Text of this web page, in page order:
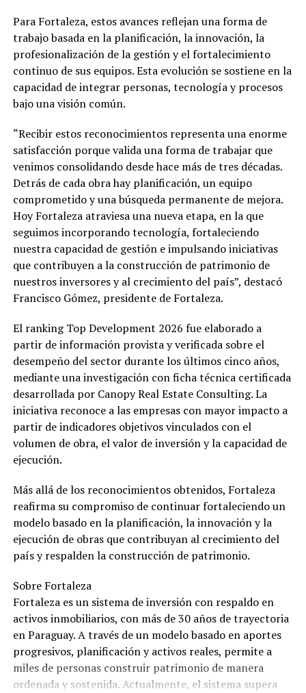
Para Fortaleza, estos avances reflejan una forma de
trabajo basada en la planificación, la innovación, la
profesionalización de la gestión y el fortalecimiento
continuo de sus equipos. Esta evolución se sostiene en la
capacidad de integrar personas, tecnología y procesos
bajo una visión común.
“Recibir estos reconocimientos representa una enorme
satisfacción porque valida una forma de trabajar que
venimos consolidando desde hace más de tres décadas.
Detrás de cada obra hay planificación, un equipo
comprometido y una búsqueda permanente de mejora.
Hoy Fortaleza atraviesa una nueva etapa, en la que
seguimos incorporando tecnología, fortaleciendo
nuestra capacidad de gestión e impulsando iniciativas
que contribuyen a la construcción de patrimonio de
nuestros inversores y al crecimiento del país”, destacó
Francisco Gómez, presidente de Fortaleza.
El ranking Top Development 2026 fue elaborado a
partir de información provista y verificada sobre el
desempeño del sector durante los últimos cinco años,
mediante una investigación con ficha técnica certificada
desarrollada por Canopy Real Estate Consulting. La
iniciativa reconoce a las empresas con mayor impacto a
partir de indicadores objetivos vinculados con el
volumen de obra, el valor de inversión y la capacidad de
ejecución.
Más allá de los reconocimientos obtenidos, Fortaleza
reafirma su compromiso de continuar fortaleciendo un
modelo basado en la planificación, la innovación y la
ejecución de obras que contribuyan al crecimiento del
país y respalden la construcción de patrimonio.
Sobre Fortaleza
Fortaleza es un sistema de inversión con respaldo en
activos inmobiliarios, con más de 30 años de trayectoria
en Paraguay. A través de un modelo basado en aportes
progresivos, planificación y activos reales, permite a
miles de personas construir patrimonio de manera
ordenada y sostenida. Actualmente, el sistema supera